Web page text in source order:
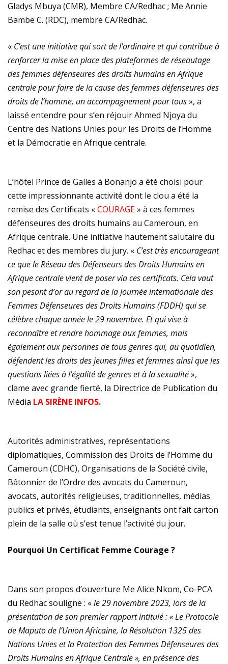
Gladys Mbuya (CMR), Membre CA/Redhac ; Me Annie
Bambe C. (RDC), membre CA/Redhac.
« C’est une initiative qui sort de l’ordinaire et qui contribue à
renforcer la mise en place des plateformes de réseautage
des femmes défenseures des droits humains en Afrique
centrale pour faire de la cause des femmes défenseures des
droits de l’homme, un accompagnement pour tous», a
laissé entendre pour s’en réjouir Ahmed Njoya du
Centre des Nations Unies pour les Droits de l’Homme
et la Démocratie en Afrique centrale.
L’hôtel Prince de Galles à Bonanjo a été choisi pour
cette impressionnante activité dont le clou a été la
remise des Certificats «COURAGE» à ces femmes
défenseures des droits humains au Cameroun, en
Afrique centrale. Une initiative hautement salutaire du
Redhac et des membres du jury. « C’est très encourageant
ce que le Réseau des Défenseurs des Droits Humains en
Afrique centrale vient de poser via ces certificats. Cela vaut
son pesant d’or au regard de la Journée internationale des
Femmes Défenseures des Droits Humains (FDDH) qui se
célèbre chaque année le 29 novembre. Et qui vise à
reconnaître et rendre hommage aux femmes, mais
également aux personnes de tous genres qui, au quotidien,
défendent les droits des jeunes filles et femmes ainsi que les
questions liées à l’égalité de genres et à la sexualité»,
clame avec grande fierté, la Directrice de Publication du
Média LA SIRÈNE INFOS.
Autorités administratives, représentations
diplomatiques, Commission des Droits de l’Homme du
Cameroun (CDHC), Organisations de la Société civile,
Bâtonnier de l’Ordre des avocats du Cameroun,
avocats, autorités religieuses, traditionnelles, médias
publics et privés, étudiants, enseignants ont fait carton
plein de la salle où s’est tenue l’activité du jour.
Pourquoi Un Certificat Femme Courage ?
Dans son propos d’ouverture Me Alice Nkom, Co-PCA
du Redhac souligne : «le 29 novembre 2023, lors de la
présentation de son premier rapport intitulé : « Le Protocole
de Maputo de l’Union Africaine, la Résolution 1325 des
Nations Unies et la Protection des Femmes Défenseures des
Droits Humains en Afrique Centrale », en présence des